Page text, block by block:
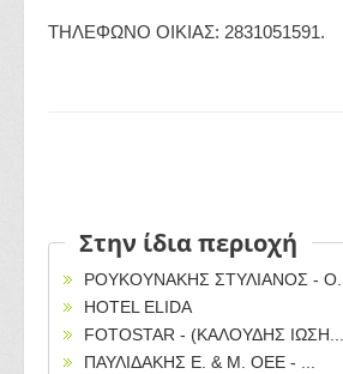
ΤΗΛΕΦΩΝΟ ΟΙΚΙΑΣ: 2831051591.
Στην ίδια περιοχή
ΡΟΥΚΟΥΝΑΚΗΣ ΣΤΥΛΙΑΝΟΣ - Ο...
HOTEL ELIDA
FOTOSTAR - (ΚΑΛΟΥΔΗΣ ΙΩΣΗ...
ΠΑΥΛΙΔΑΚΗΣ Ε. & Μ. ΟΕΕ - ...